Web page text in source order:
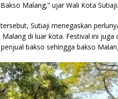
Malang,” ujar Wali Kota Sutiaji.
Sutiaji menegaskan
di luar kota. Festival ini
bakso sehingga bakso